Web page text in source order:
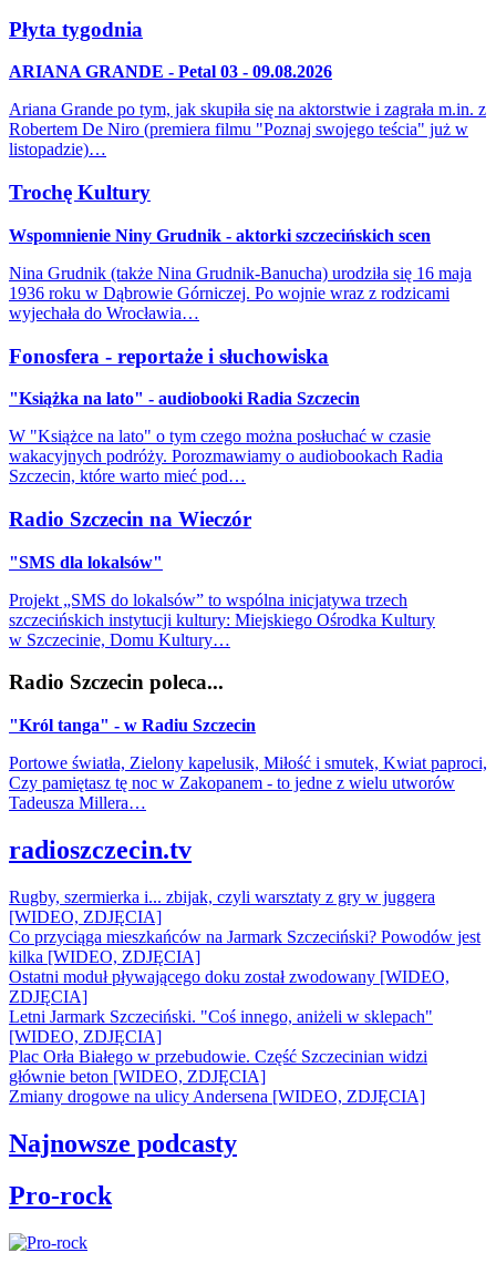
Płyta tygodnia
ARIANA GRANDE - Petal 03 - 09.08.2026
Ariana Grande po tym, jak skupiła się na aktorstwie i zagrała m.in. z
Robertem De Niro (premiera filmu "Poznaj swojego teścia" już w
listopadzie)…
Trochę Kultury
Wspomnienie Niny Grudnik - aktorki szczecińskich scen
Nina Grudnik (także Nina Grudnik-Banucha) urodziła się 16 maja
1936 roku w Dąbrowie Górniczej. Po wojnie wraz z rodzicami
wyjechała do Wrocławia…
Fonosfera - reportaże i słuchowiska
"Książka na lato" - audiobooki Radia Szczecin
W "Książce na lato" o tym czego można posłuchać w czasie
wakacyjnych podróży. Porozmawiamy o audiobookach Radia
Szczecin, które warto mieć pod…
Radio Szczecin na Wieczór
"SMS dla lokalsów"
Projekt „SMS do lokalsów” to wspólna inicjatywa trzech
szczecińskich instytucji kultury: Miejskiego Ośrodka Kultury
w Szczecinie, Domu Kultury…
Radio Szczecin poleca...
"Król tanga" - w Radiu Szczecin
Portowe światła, Zielony kapelusik, Miłość i smutek, Kwiat paproci,
Czy pamiętasz tę noc w Zakopanem - to jedne z wielu utworów
Tadeusza Millera…
radioszczecin.tv
Rugby, szermierka i... zbijak, czyli warsztaty z gry w juggera
[WIDEO, ZDJĘCIA]
Co przyciąga mieszkańców na Jarmark Szczeciński? Powodów jest
kilka [WIDEO, ZDJĘCIA]
Ostatni moduł pływającego doku został zwodowany [WIDEO,
ZDJĘCIA]
Letni Jarmark Szczeciński. "Coś innego, aniżeli w sklepach"
[WIDEO, ZDJĘCIA]
Plac Orła Białego w przebudowie. Część Szczecinian widzi
głównie beton [WIDEO, ZDJĘCIA]
Zmiany drogowe na ulicy Andersena [WIDEO, ZDJĘCIA]
Najnowsze podcasty
Pro-rock